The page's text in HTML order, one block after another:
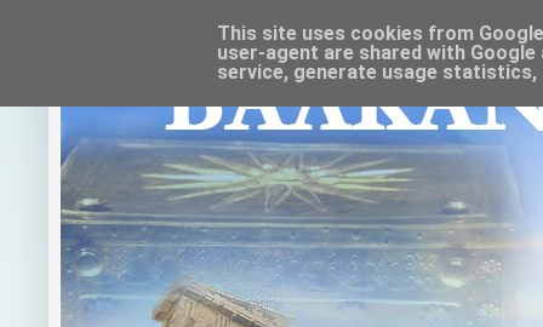
This site uses cookies from
user-agent are shared with
service, generate usage statistics,